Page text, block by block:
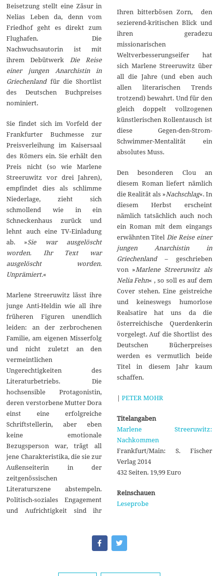
Beisetzung stellt eine Zäsur in
Nelias Leben da, denn vom
Friedhof geht es direkt zum
Flughafen. Die
Nachwuchsautorin ist mit
ihrem DebütwerkDie Reise
einer jungen Anarchistin in
Griechenlandfür die Shortlist
des Deutschen Buchpreises
nominiert.
Sie findet sich im Vorfeld der
Frankfurter Buchmesse zur
Preisverleihung im Kaisersaal
des Römers ein. Sie erhält den
Preis nicht (so wie Marlene
Streeruwitz vor drei Jahren),
empfindet dies als schlimme
Niederlage, zieht sich
schmollend wie in ein
Schneckenhaus zurück und
lehnt auch eine TV-Einladung
ab. »Sie war ausgelöscht
worden. Ihr Text war
ausgelöscht worden.
Unprämiert.«
Marlene Streeruwitz lässt ihre
junge Anti-Heldin wie all ihre
früheren Figuren unendlich
leiden: an der zerbrochenen
Familie, am eigenen Misserfolg
und nicht zuletzt an den
vermeintlichen
Ungerechtigkeiten des
Literaturbetriebs. Die
hochsensible Protagonistin,
deren verstorbene Mutter Dora
einst eine erfolgreiche
Schriftstellerin, aber eben
keine emotionale
Bezugsperson war, trägt all
jene Charakteristika, die sie zur
Außenseiterin in der
zeitgenössischen
Literaturszene abstempeln.
Politisch-soziales Engagement
und Aufrichtigkeit sind ihr
Ihren bitterbösen Zorn, den
sezierend-kritischen Blick und
ihren geradezu
missionarischen
Weltverbesserungseifer hat
sich Marlene Streeruwitz über
all die Jahre (und eben auch
allen literarischen Trends
trotzend) bewahrt. Und für den
gleich doppelt vollzogenen
künstlerischen Rollentausch ist
diese Gegen-den-Strom-
Schwimmer-Mentalität ein
absolutes Muss.
Den besonderen Clou an
diesem Roman liefert nämlich
die Realität als »Nachschlag«. In
diesem Herbst erscheint
nämlich tatsächlich auch noch
ein Roman mit dem eingangs
erwähnten Titel Die Reise einer
jungen Anarchistin in
Griechenland– geschrieben
von »Marlene Streeruwitz als
Nelia Fehn« , so soll es auf dem
Cover stehen. Eine geistreiche
und keineswegs humorlose
Realsatire hat uns da die
österreichische Querdenkerin
vorgelegt. Auf die Shortlist des
Deutschen Bücherpreises
werden es vermutlich beide
Titel in diesem Jahr kaum
schaffen.
| PETER MOHR
Titelangaben
Marlene Streeruwitz:
Nachkommen
Frankfurt/Main: S. Fischer
Verlag 2014
432 Seiten. 19,99 Euro
Reinschauen
Leseprobe